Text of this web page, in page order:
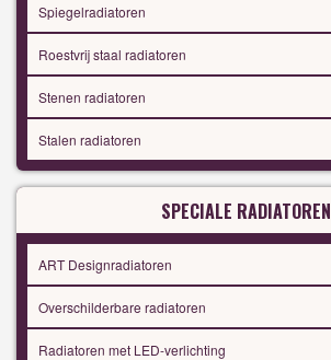
Spiegelradiatoren
Roestvrij staal radiatoren
Stenen radiatoren
Stalen radiatoren
SPECIALE RADIATOREN
ART Designradiatoren
Overschilderbare radiatoren
Radiatoren met LED-verlichting